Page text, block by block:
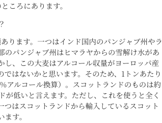
ころにあります。
ります。一つはインド国内のパンジャブ州やラ
パンジャブ州はヒマラヤからの雪解け水があ
、この大麦はアルコール収量がヨーロッパ産
はないかと思います。そのため、1トンあたり
アルコール換算）。スコットランドのものは約
低いと言えます。ただし、これを使うと全く
はスコットランドから輸入しているスコット
す。